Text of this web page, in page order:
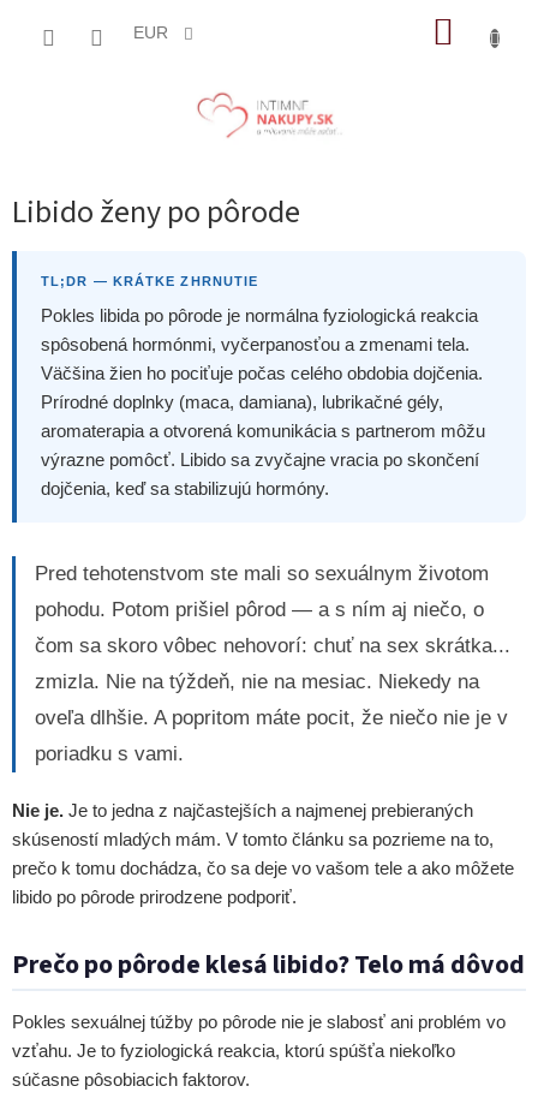
EUR
Libido ženy po pôrode
TL;DR — KRÁTKE ZHRNUTIE
Pokles libida po pôrode je normálna fyziologická reakcia
spôsobená hormónmi, vyčerpanosťou a zmenami tela.
Väčšina žien ho pociťuje počas celého obdobia dojčenia.
Prírodné doplnky (maca, damiana), lubrikačné gély,
aromaterapia a otvorená komunikácia s partnerom môžu
výrazne pomôcť. Libido sa zvyčajne vracia po skončení
dojčenia, keď sa stabilizujú hormóny.
Pred tehotenstvom ste mali so sexuálnym životom
pohodu. Potom prišiel pôrod — a s ním aj niečo, o
čom sa skoro vôbec nehovorí: chuť na sex skrátka...
zmizla. Nie na týždeň, nie na mesiac. Niekedy na
oveľa dlhšie. A popritom máte pocit, že niečo nie je v
poriadku s vami.
Nie je. Je to jedna z najčastejších a najmenej prebieraných
skúseností mladých mám. V tomto článku sa pozrieme na to,
prečo k tomu dochádza, čo sa deje vo vašom tele a ako môžete
libido po pôrode prirodzene podporiť.
Prečo po pôrode klesá libido? Telo má dôvod
Pokles sexuálnej túžby po pôrode nie je slabosť ani problém vo
vzťahu. Je to fyziologická reakcia, ktorú spúšťa niekoľko
súčasne pôsobiacich faktorov.